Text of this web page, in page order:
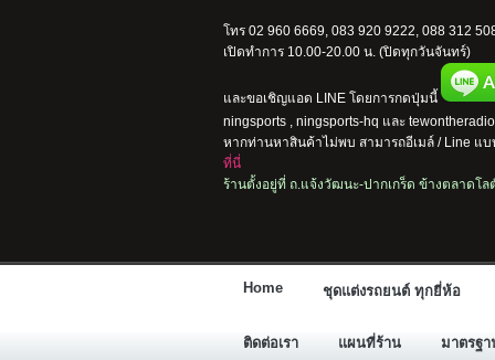
โทร 02 960 6669, 083 920 9222, 088 312
เปิดทำการ 10.00-20.00 น. (ปิดทุกวันจันทร์)
และขอเชิญแอด LINE โดยการกดปุ่มนี้
ningsports , ningsports-hq และ
หากท่านหาสินค้าไม่พบ สามารถอีเมล์ / Line แ
ที่นี่
ร้านตั้งอยู่ที่ ถ.แจ้งวัฒนะ-ปากเกร็ด ข้างตลาดโล
Home ชุดแต่งรถยนต์ ทุกยี่ห้อ
ติดต่อเรา แผนที่ร้าน มาตรฐา